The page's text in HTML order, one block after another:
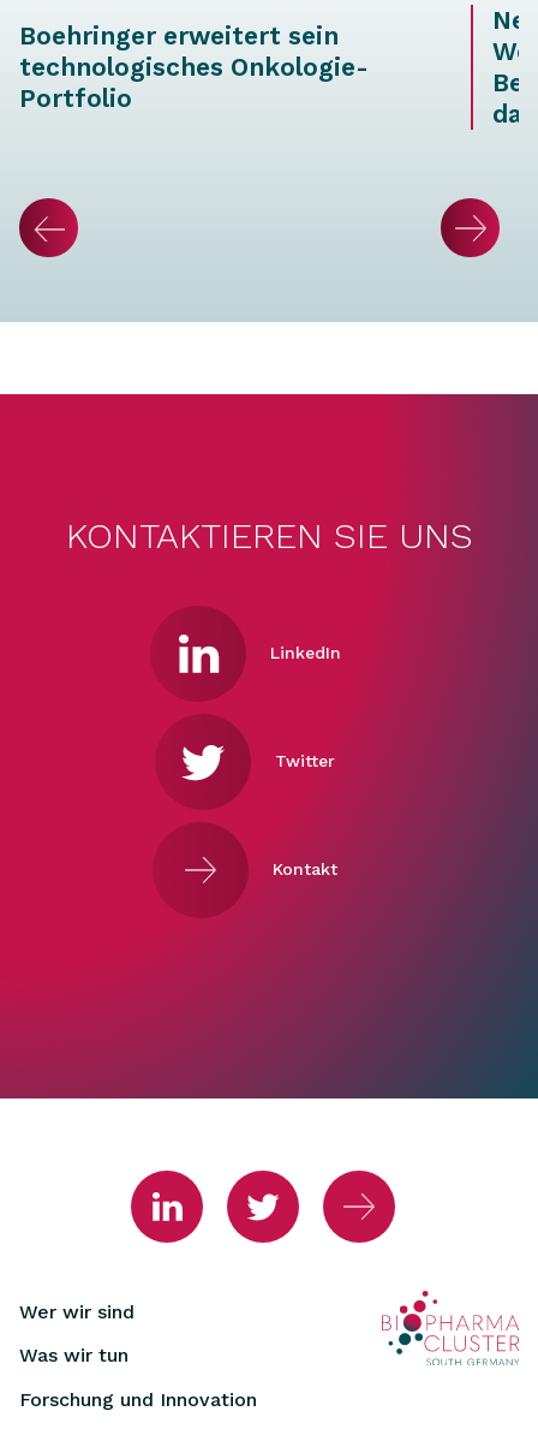
Boehringer erweitert sein
technologisches Onkologie-
Portfolio
KONTAKTIEREN SIE UNS
LinkedIn
Twitter
Kontakt
Wer wir sind
Was wir tun
Forschung und Innovation